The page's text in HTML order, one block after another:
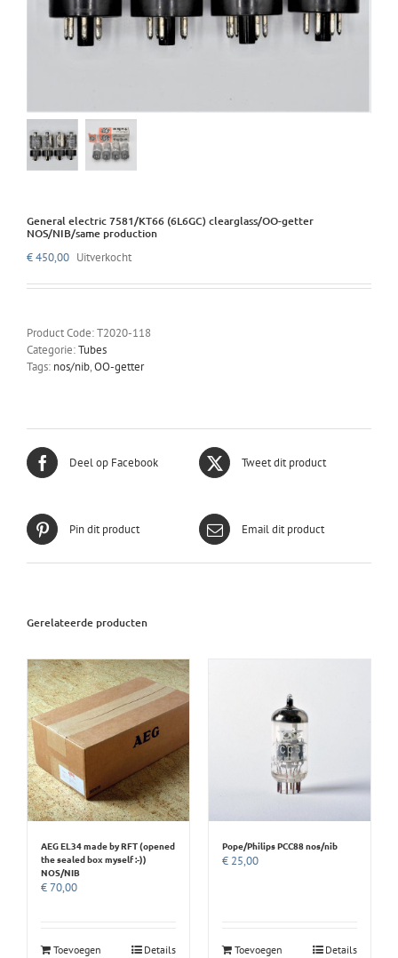
General electric 7581/KT66 (6L6GC) clearglass/OO-getter
NOS/NIB/same production
€450,00 Uitverkocht
Product Code:T2020-118
Categorie:Tubes
Tags: nos/nib,OO-getter
Deel op Facebook Tweet dit product
Pin dit product Email dit product
Gerelateerde producten
AEG EL34 made by RFT (opened
the sealed box myself :-))
NOS/NIB
€70,00
Toevoegen
Details
Pope/Philips PCC88 nos/nib
€ 25,00
Toevoegen
Details